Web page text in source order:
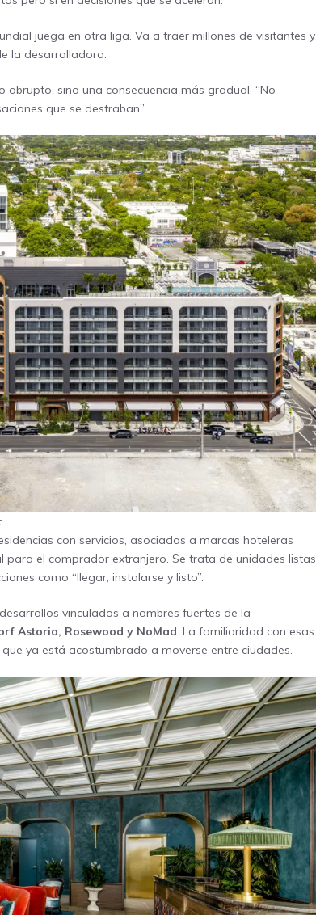
juega en otra liga. Va a traer millones de visitantes y
la desarrolladora.
sino una consecuencia más gradual. “No
que se destraban”.
con servicios, asociadas a marcas hoteleras
el comprador extranjero. Se trata de unidades listas
como “llegar, instalarse y listo”.
vinculados a nombres fuertes de la
Astoria, Rosewood y NoMad. La familiaridad con esas
ya está acostumbrado a moverse entre ciudades.